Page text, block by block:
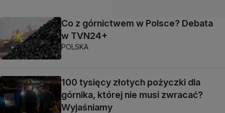
Co z górnictwem w Polsce? Debata
w TVN24+
POLSKA
100 tysięcy złotych pożyczki dla
górnika, której nie musi zwracać?
Wyjaśniamy